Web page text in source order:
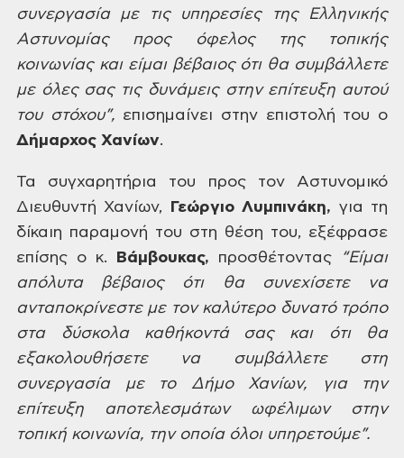
συνεργασία με τις υπηρεσίες της Ελληνικής
Αστυνομίας προς όφελος της τοπικής
κοινωνίας και είμαι βέβαιος ότι θασυμβάλλετε
με όλες σας τις δυνάμειςστην επίτευξη αυτού
του στόχου”, επισημαίνει στην επιστολή του ο
Δήμαρχος Χανίων.
Τα
συγχαρητήρια του προς τον Αστυνομικό
Διευθυντή Χανίων,
ΓεώργιοΛυμπινάκη, για τη
δίκαιη παραμονή του στη θέση του, εξέφρασε
επίσης ο κ.
Βάμβουκας, προσθέτοντας “Είμαι
απόλυτα βέβαιος ότι θα συνεχίσετε να
ανταποκρίνεστε μετον καλύτερο δυνατό τρόπο
στα δύσκολακαθήκοντάσαςκαι ότι θα
εξακολουθήσετε να συμβάλλετεστη
συνεργασία με το Δήμο Χανίων, γιατην
επίτευξη αποτελεσμάτων ωφέλιμωνστην
τοπική κοινωνία, την οποία όλοιυπηρετούμε”.